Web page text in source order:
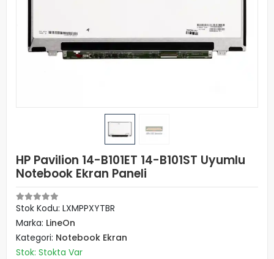
HP Pavilion 14-B101ET 14-B101ST Uyumlu
Notebook Ekran Paneli
Stok Kodu: LXMPPXYTBR
Marka: LineOn
Kategori: Notebook Ekran
Stok: Stokta Var